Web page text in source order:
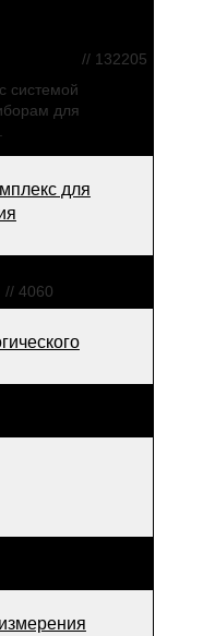
// 132205
системой
для
для
// 4060